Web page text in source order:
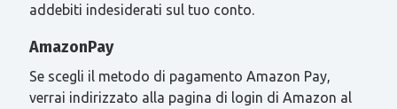
addebiti indesiderati sul tuo conto.
AmazonPay
Se scegli il metodo di pagamento Amazon Pay,
verrai indirizzato alla pagina di login di Amazon al